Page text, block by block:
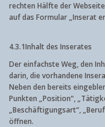
rechten Hälfte der
auf das Formular „Inserat
4.3.1Inhalt des Inserates
Der einfachste Weg, den
darin, die vorhandene
Neben den bereits
Punkten „Position“,
„Beschäftigungsart“,
öffnen.